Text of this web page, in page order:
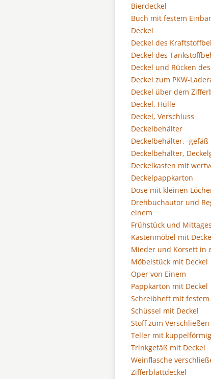
Bierdeckel
Buch mit festem
Deckel
Deckel des
Deckel des
Deckel und Rücken
Deckel zum PKW-
Deckel über dem
Deckel, Hülle
Deckel, Verschluss
Deckelbehälter
Deckelbehälter, -gefäß
Deckelbehälter,
Deckelkasten mit
Deckelpappkarton
Dose mit kleinen
Drehbuchautor und
einem
Frühstück und
Kastenmöbel mit
Mieder und Korsett in
Möbelstück mit Deckel
Oper von Einem
Pappkarton mit Deckel
Schreibheft mit festem
Schüssel mit Deckel
Stoff zum Verschließen
Teller mit
Trinkgefäß mit Deckel
Weinflasche
Zifferblattdeckel